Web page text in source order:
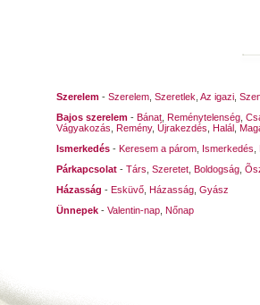
Szerelem - Szerelem Szeretlek Az igazi
Bajos szerelem - Bánat Reménytelenség
Vágyakozás Remény, Újrakezdés Halál
Ismerkedés - Keresem a párom Ismerkedés
Párkapcsolat - Társ Szeretet Boldogság
Házasság - Esküvő Házasság Gyász
Ünnepek - Valentin-nap Nőnap